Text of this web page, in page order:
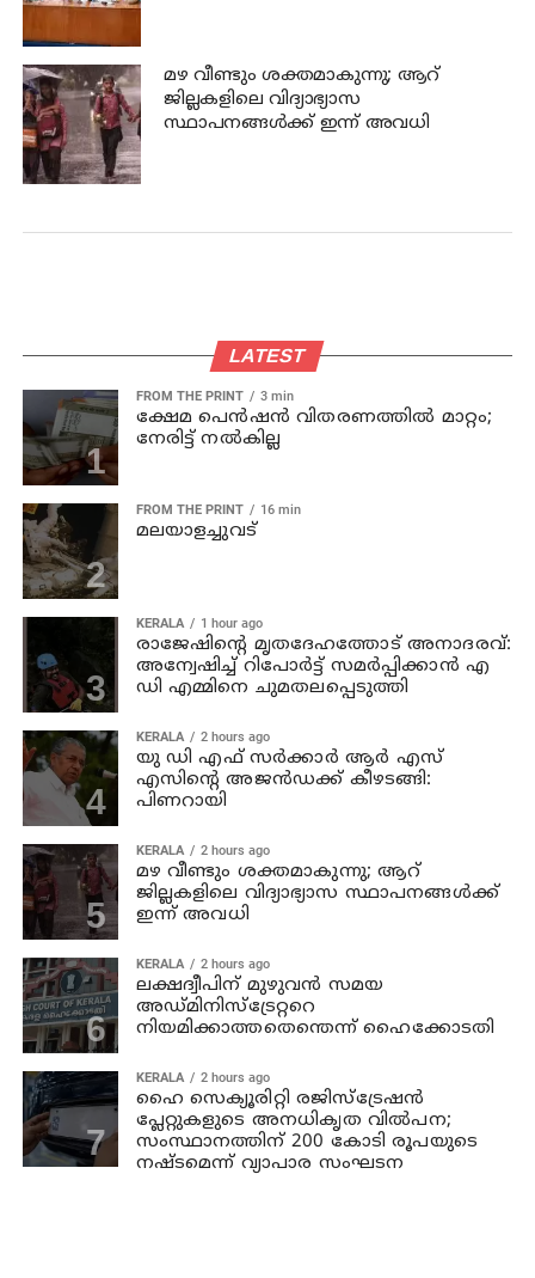
മഴ വീണ്ടും ശക്തമാകുന്നു; ആറ്
ജില്ലകളിലെ വിദ്യാഭ്യാസ
സ്ഥാപനങ്ങള്‍ക്ക് ഇന്ന് അവധി
LATEST
FROM THE PRINT 3 min
ക്ഷേമ പെന്‍ഷന്‍ വിതരണത്തില്‍ മാറ്റം;
നേരിട്ട് നല്‍കില്ല
FROM THE PRINT 16 min
മലയാളച്ചുവട്
KERALA 1 hour ago
രാജേഷിന്റെ മൃതദേഹത്തോട് അനാദരവ്:
അന്വേഷിച്ച് റിപോര്‍ട്ട് സമര്‍പ്പിക്കാന്‍ എ
ഡി എമ്മിനെ ചുമതലപ്പെടുത്തി
KERALA 2 hours ago
യു ഡി എഫ് സര്‍ക്കാര്‍ ആര്‍ എസ്
എസിന്റെ അജന്‍ഡക്ക്‌ കീഴടങ്ങി:
പിണറായി
KERALA 2 hours ago
മഴ വീണ്ടും ശക്തമാകുന്നു; ആറ്
ജില്ലകളിലെ വിദ്യാഭ്യാസ സ്ഥാപനങ്ങള്‍ക്ക്
ഇന്ന് അവധി
KERALA 2 hours ago
ലക്ഷദ്വീപിന് മുഴുവന്‍ സമയ
അഡ്മിനിസ്‌ട്രേറ്ററെ
നിയമിക്കാത്തതെന്തെന്ന് ഹൈക്കോടതി
KERALA 2 hours ago
ഹൈ സെക്യൂരിറ്റി രജിസ്‌ട്രേഷന്‍
പ്ലേറ്റുകളുടെ അനധികൃത വില്‍പന;
സംസ്ഥാനത്തിന് 200 കോടി രൂപയുടെ
നഷ്ടമെന്ന് വ്യാപാര സംഘടന